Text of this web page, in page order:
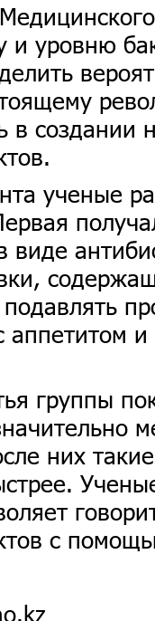
и уровню
в создании
ученые
виде
аппетитом
группы
них
с